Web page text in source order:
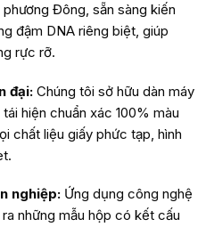
Đông, sẵn sàng kiến
đậm DNA riêng biệt, giúp
rực rỡ.
đại: Chúng tôi sở hữu dàn máy
hiện chuẩn xác 100% màu
chất liệu giấy phức tạp, hình
nghiệp: Ứng dụng công nghệ
những mẫu hộp có kết cấu